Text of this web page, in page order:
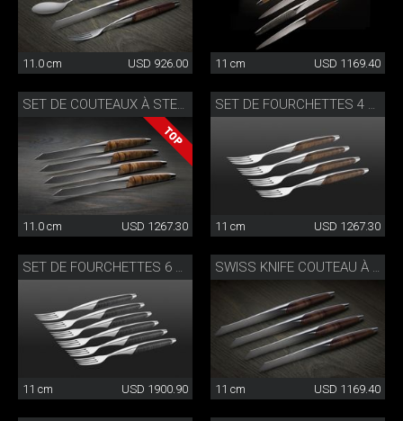
11.0 cm USD 926.00 11 cm USD 1169.40
SET DE COUTEAUX À STEAK ÉDITION SPÉCIALE
11.0 cm USD 1267.30
SET DE FOURCHETTES 4 PCES.
11 cm USD 1267.30
11 cm USD 1900.90 11 cm USD 1169.40